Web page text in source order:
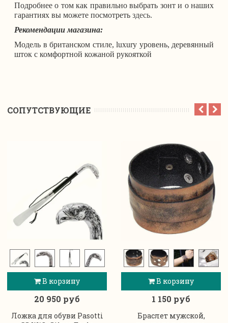
Подробнее о том как правильно выбрать зонт и о наших
гарантиях вы можете посмотреть здесь.
Рекомендации магазина:
Модель в британском стиле, luxury уровень, деревянный
шток с комфортной кожаной рукояткой
CОПУТСТВУЮЩИЕ
В корзину
20 950 руб
Ложка для обуви Pasotti
В корзину
1 150 руб
Браслет мужской,